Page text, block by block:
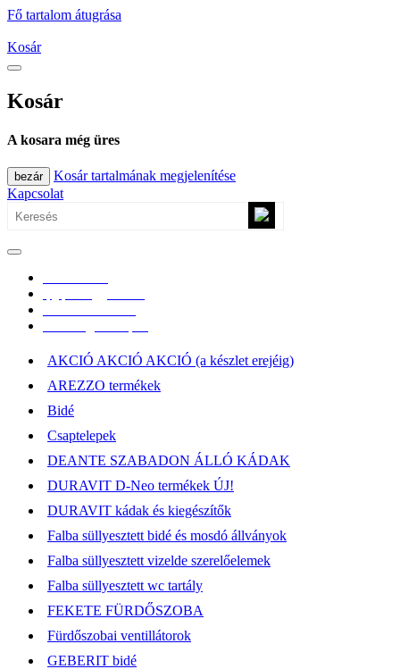
Fő tartalom átugrása
Kosár
Kosár
A kosara még üres
bezár
Kosár tartalmának megjelenítése
Kapcsolat
AKCIÓ AKCIÓ AKCIÓ (a készlet erejéig)
AREZZO termékek
Bidé
Csaptelepek
DEANTE SZABADON ÁLLÓ KÁDAK
DURAVIT D-Neo termékek ÚJ!
DURAVIT kádak és kiegészítők
Falba süllyesztett bidé és mosdó állványok
Falba süllyesztett vizelde szerelőelemek
Falba süllyesztett wc tartály
FEKETE FÜRDŐSZOBA
Fürdőszobai ventillátorok
GEBERIT bidé